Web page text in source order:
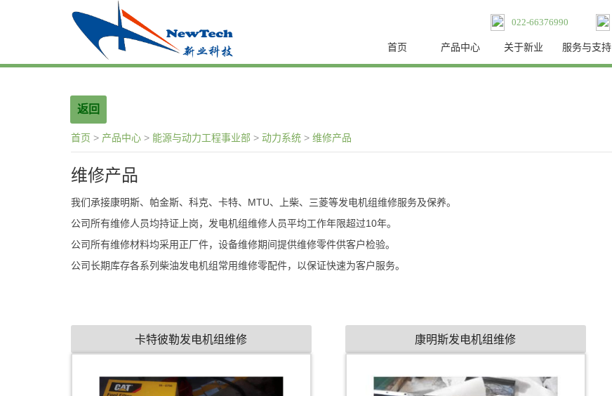
022-66376990
首页 产品中心 关于新业 服务与支持
返回
首页 > 产品中心> 能源与动力工程事业部 > 动力系统> 维修产品
维修产品
我们承接康明斯、帕金斯、科克、卡特、MTU、上柴、三菱等发电机组维修服务及保养。
公司所有维修人员均持证上岗，发电机组维修人员平均工作年限超过10年。
公司所有维修材料均采用正厂件，设备维修期间提供维修零件供客户检验。
公司长期库存各系列柴油发电机组常用维修零配件，以保证快速为客户服务。
卡特彼勒发电机组维修 康明斯发电机组维修